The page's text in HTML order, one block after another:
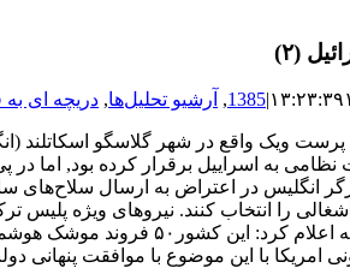
(۲)
|
1385
, آرشیو تحلیل‌ها, دریچه ای به
پرست ویک واقع در شهر گلاسگو
به اسراییل برقرار کرده بود, اما
انگلیس در اعتراض به ارسال سلاح‌های
را انتخاب کنند. نیروهای ویژه
همزمان با این موضوع,
امریکا با این موضوع با موافقت